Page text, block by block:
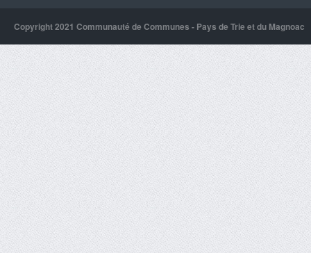
Copyright 2021 Communauté de Communes - Pays de Trie et du Magnoac